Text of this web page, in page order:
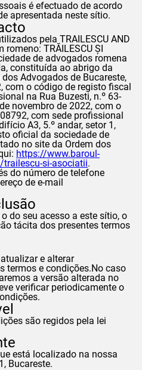
é efectuado de acordo
apresentada neste sítio.
pela TRAILESCU AND
romeno: TRĂILESCU ȘI
de advogados romena
constituída ao abrigo da
Advogados de Bucareste,
com o código de registo fiscal
na Rua Buzesti, n.º 63-
novembro de 2022, com o
com sede profissional
A3, 5.º andar, setor 1,
oficial da sociedade de
no site da Ordem dos
https://www.baroul-
si-asociatii.
do número de telefone
de e-mail
do seu acesso a este sítio, o
tácita dos presentes termos
e alterar
termos e condições.No caso
a versão alterada no
verificar periodicamente o
são regidos pela lei
está localizado na nossa
Bucareste.